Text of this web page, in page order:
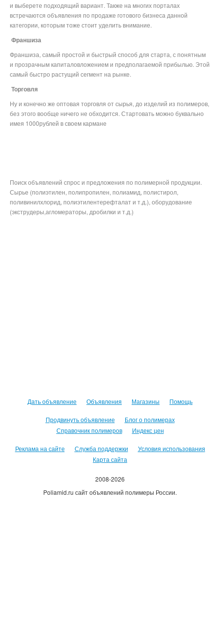
и выберете подходящий вариант. Также на многих порталах
встречаются объявления по продаже готового бизнеса данной
категории, которым тоже стоит уделить внимание.
Франшиза
Франшиза, самый простой и быстрый способ для старта, с понятным
и прозрачным капиталовложением и предполагаемой прибылью. Этой
самый быстро растущий сегмент на рынке.
Торговля
Ну и конечно же оптовая торговля от сырья, до изделий из полимеров,
без этого вообще ничего не обходится. Стартовать можно буквально
имея 1000рублей в своем кармане
Поиск объявлений спрос и предложения по полимерной продукции.
Сырье (полиэтилен, полипропилен, полиамид, полистирол,
поливинилхлорид, полиэтилентерефталат и т.д.), оборудование
(экструдеры,агломераторы, дробилки и т.д.)
Дать объявление Объявления Магазины Помощь
Продвинуть объявление
Блог о полимерах
Справочник полимеров
Индекс цен
Реклама на сайте Служба поддержки
Условия использования
Карта сайта
2008-2026
Poliamid.ru сайт объявлений полимеры России.